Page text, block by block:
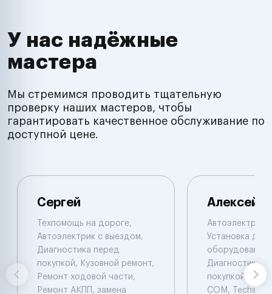
У нас надёжные
мастера
Мы стремимся проводить тщательную
проверку наших мастеров, чтобы
гарантировать качественное обслуживание по
доступной цене.
Сергей
Техпомощь на дороге,
Автоэлектрик с выездом,
Диагностика перед
покупкой, Кузовной ремонт,
Ремонт ходовой части,
Ремонт АКПП, замена
Алексей
Автоэлектрик
Установка доп.
оборудования,
Диагностика
покупкой.
COM,